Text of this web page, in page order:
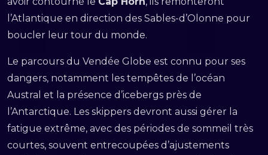
l’Atlantique en direction des Sables-d’Olonne pour
boucler leur tour du monde.
Le parcours du Vendée Globe est connu pour ses
dangers, notamment les tempêtes de l’océan
Austral et la présence d’icebergs près de
l’Antarctique. Les skippers devront aussi gérer la
fatigue extrême, avec des périodes de sommeil très
courtes, souvent entrecoupées d’ajustements